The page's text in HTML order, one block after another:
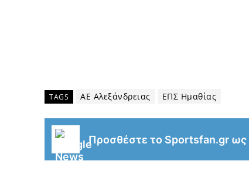
TAGS ΑΕ Αλεξάνδρειας ΕΠΣ Ημαθίας
Προσθέστε το Sportsfan.gr